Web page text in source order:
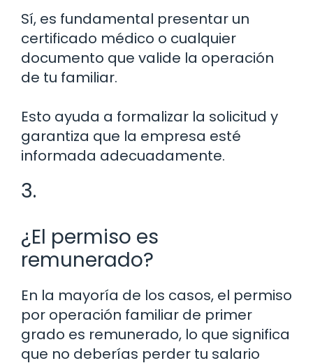
Sí, es fundamental presentar un
certificado médico o cualquier
documento que valide la operación
de tu familiar.
Esto ayuda a formalizar la solicitud y
garantiza que la empresa esté
informada adecuadamente.
3.
¿El permiso es
remunerado?
En la mayoría de los casos, el permiso
por operación familiar de primer
grado es remunerado, lo que significa
que no deberías perder tu salario